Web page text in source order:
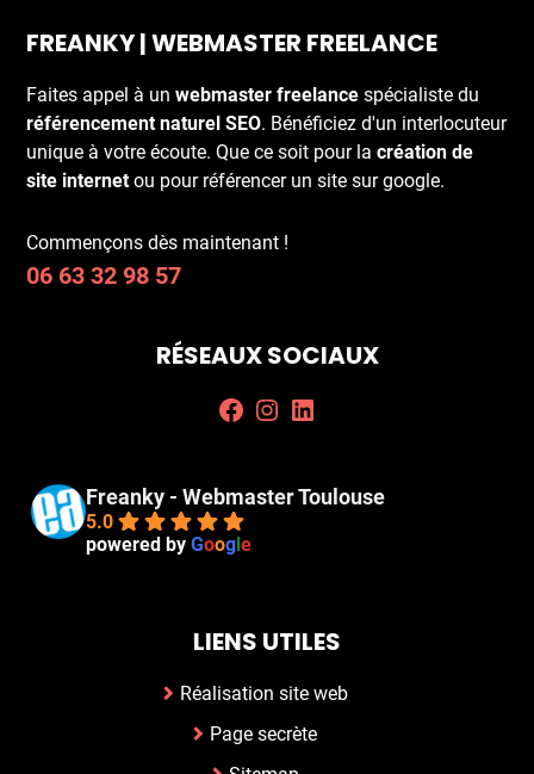
FREANKY | WEBMASTER FREELANCE
Faites appel à unwebmaster freelance spécialiste du
référencement naturel SEO. Bénéficiez d'un interlocuteur
unique à votre écoute. Que ce soit pour lacréation de
site internetou pour référencer un site sur google.
Commençons dès maintenant !
06 63 32 98 57
RÉSEAUX SOCIAUX
Facebook
Instagram LinkedIn
Freanky - Webmaster Toulouse
5.0
powered byGoogle
LIENS UTILES
Réalisation site web
Page secrète